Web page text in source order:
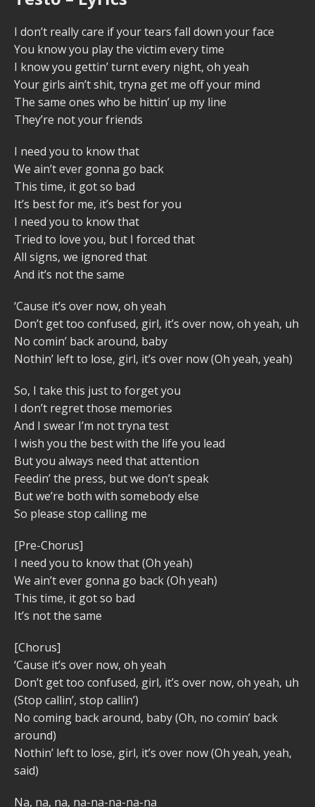
I don’t really care if your tears fall down your face
You know you play the victim every time
I know you gettin’ turnt every night, oh yeah
Your girls ain’t shit, tryna get me off your mind
The same ones who be hittin’ up my line
They’re not your friends
I need you to know that
We ain’t ever gonna go back
This time, it got so bad
It’s best for me, it’s best for you
I need you to know that
Tried to love you, but I forced that
All signs, we ignored that
And it’s not the same
‘Cause it’s over now, oh yeah
Don’t get too confused, girl, it’s over now, oh yeah, uh
No comin’ back around, baby
Nothin’ left to lose, girl, it’s over now (Oh yeah, yeah)
So, I take this just to forget you
I don’t regret those memories
And I swear I’m not tryna test
I wish you the best with the life you lead
But you always need that attention
Feedin’ the press, but we don’t speak
But we’re both with somebody else
So please stop calling me
[Pre-Chorus]
I need you to know that (Oh yeah)
We ain’t ever gonna go back (Oh yeah)
This time, it got so bad
It’s not the same
[Chorus]
‘Cause it’s over now, oh yeah
Don’t get too confused, girl, it’s over now, oh yeah, uh
(Stop callin’, stop callin’)
No coming back around, baby (Oh, no comin’ back
around)
Nothin’ left to lose, girl, it’s over now (Oh yeah, yeah,
said)
Na, na, na, na-na-na-na-na